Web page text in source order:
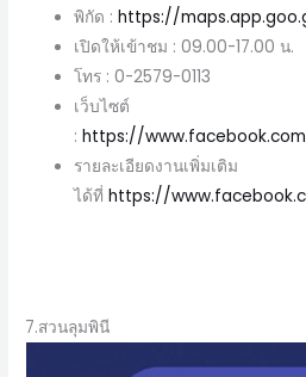
พิกัด :https://
เปิดให้เข้าชม : 09.00-17.00 น.
โทร : 0-2579-0113
เว็บไซต์
:https://
รายละเอียดงานเพิ่มเติม
ได้ที่https://
7.สวนลุมพินี